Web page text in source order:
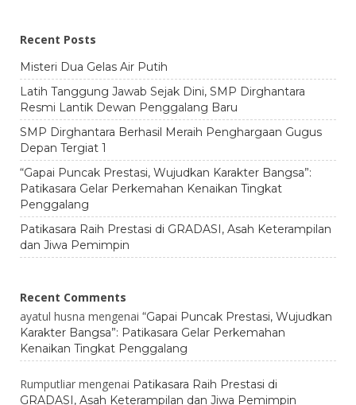
Recent Posts
Misteri Dua Gelas Air Putih
Latih Tanggung Jawab Sejak Dini, SMP Dirghantara
Resmi Lantik Dewan Penggalang Baru
SMP Dirghantara Berhasil Meraih Penghargaan Gugus
Depan Tergiat 1
“Gapai Puncak Prestasi, Wujudkan Karakter Bangsa”:
Patikasara Gelar Perkemahan Kenaikan Tingkat
Penggalang
Patikasara Raih Prestasi di GRADASI, Asah Keterampilan
dan Jiwa Pemimpin
Recent Comments
ayatul husna mengenai “Gapai Puncak Prestasi, Wujudkan
Karakter Bangsa”: Patikasara Gelar Perkemahan
Kenaikan Tingkat Penggalang
Rumputliar mengenai Patikasara Raih Prestasi di
GRADASI, Asah Keterampilan dan Jiwa Pemimpin